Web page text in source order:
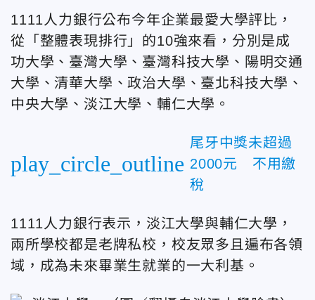
1111人力銀行公布今年企業最愛大學評比，
從「整體表現排行」的10強來看，分別是成
功大學、臺灣大學、臺灣科技大學、陽明交通
大學、清華大學、政治大學、臺北科技大學、
中央大學、淡江大學、輔仁大學。
play_circle_outline
尾牙中獎未超過
2000元 不用繳
稅
1111人力銀行表示，淡江大學與輔仁大學，
兩所學校都是老牌私校，校友眾多且遍布各領
域，成為未來畢業生就業的一大利基。